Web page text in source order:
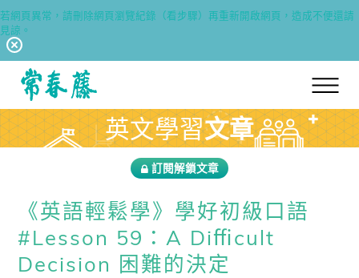
若網頁異常，請刪除網頁瀏覽紀錄（看步驟）再重新開啟網頁，造成不便還請
見諒。
回常春藤首頁 英文學習文章
訂閱解鎖文章
《英語輕鬆學》學好初級口語
#Lesson 59：A Diﬃcult
Decision 困難的決定